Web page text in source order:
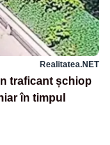
Realitatea.NET
traficant șchiop
în timpul